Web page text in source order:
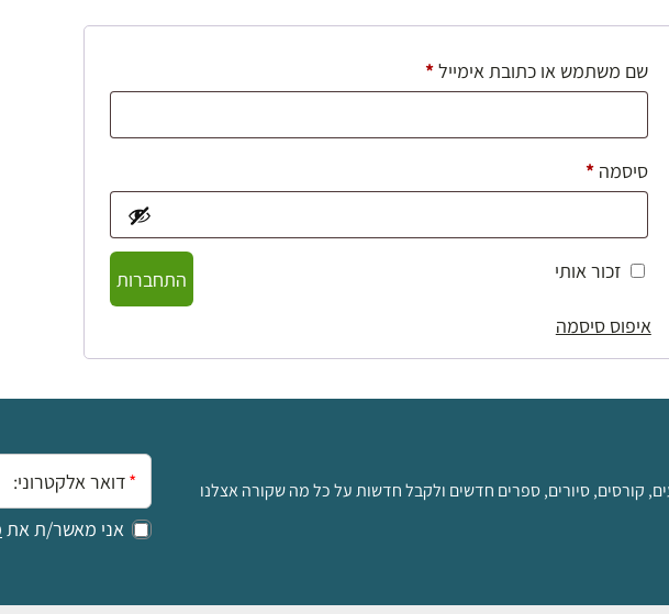
שם משתמש או כתובת אימייל*חובה
סיסמה*חובה
זכור אותי
התחברות
איפוס סיסמה
קורסים, סיורים, ספרים חדשים ולקבל חדשות על כל מה שקורה אצלנו
אימייל:
אני מאשר/ת את